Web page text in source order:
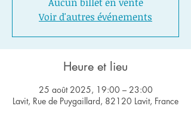
Voir d'autres événements
Heure et lieu
25 août 2025, 19:00 – 23:00
Lavit, Rue de Puygaillard, 82120 Lavit, France